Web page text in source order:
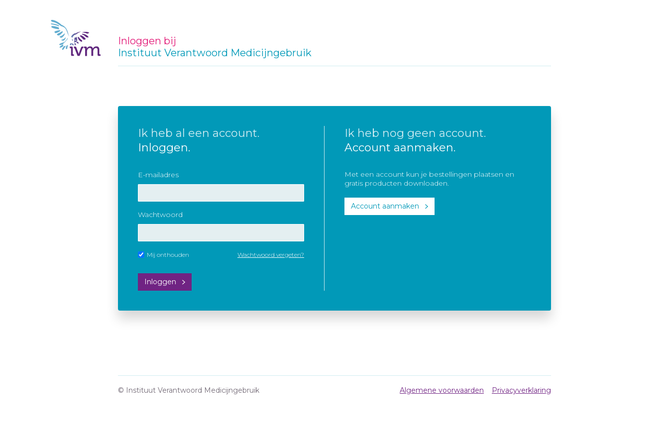
Inloggen bij
Instituut Verantwoord Medicijngebruik
Ik heb al een account.
Inloggen.
E-mailadres
Wachtwoord
Mij onthouden Wachtwoord vergeten?
Inloggen
Ik heb nog geen account.
Account aanmaken.
Met een account kun je bestellingen plaatsen en
gratis producten downloaden.
Account aanmaken
© Instituut Verantwoord Medicijngebruik Algemene voorwaarden Privacyverklaring